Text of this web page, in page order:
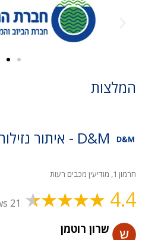
המלצות
D&M - איתור נזילות
חרמון 1, מודיעין מכבים רעות
4.4
21 reviews
שרון רוטמן